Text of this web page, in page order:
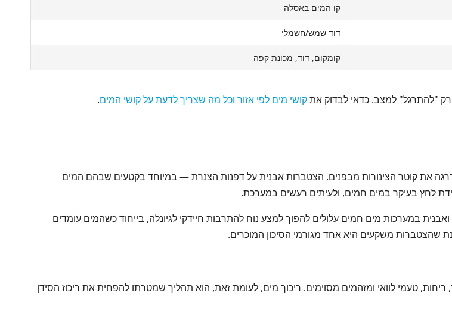
קו המים באסלה
דוד שמש/חשמלי
קומקום, דוד, מכונת קפה
"להתרגל" למצב. כדאי לבדוק אתקושי מים לפי אזור וכל מה שצריך לדעת על קושי המים.
את קוטר הצינורות מבפנים. הצטברות אבנית על דפנות הצנרת — במיוחד בקטעים שבהם המים
לחץ בעיקר במים חמים, ולעיתים רעשים במערכת.
במערכות מים חמים עלולים להפוך למצע נוח להתרבות חיידקי לגיונלה, בייחוד כשהמים עומדים
שהצטברות משקעים היא אחד מגורמי הסיכון המוכרים.
טעמי לוואי ומזהמים מסוימים. ריכוך מים, לעומת זאת, הוא תהליך שמטרתו להפחית את ריכוז הסידן